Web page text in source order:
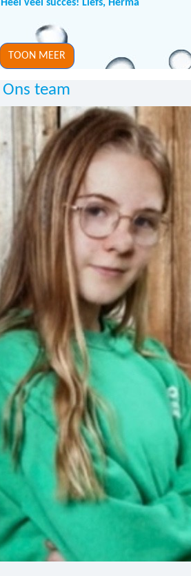
Heel veel succes! Liefs, Herma
TOON MEER
Ons team